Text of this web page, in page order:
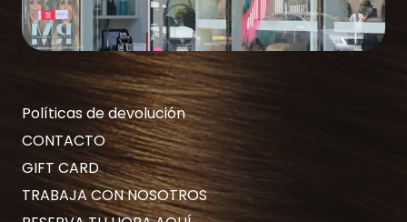
Políticas de devolución
CONTACTO
GIFT CARD
TRABAJA CON NOSOTROS